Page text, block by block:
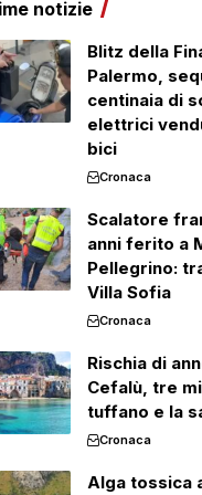
notizie
Blitz della
Palermo,
centinaia di
elettrici
bici
Cronaca
Scalatore
anni ferito a
Pellegrino:
Villa Sofia
Cronaca
Rischia di
Cefalù, tre
tuffano e la
Cronaca
Alga tossica